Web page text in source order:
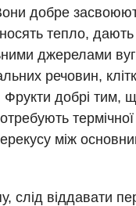
добре
тепло, дають
джерелами
речовин,
Фрукти добрі тим,
між
слід віддавати